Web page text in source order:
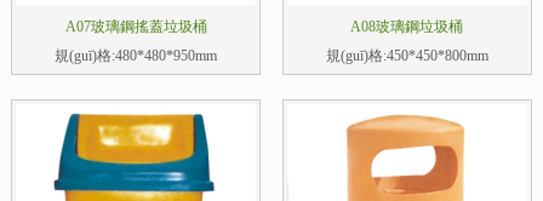
A07玻璃鋼搖蓋垃圾桶
規(guī)格:480*480*950mm
A08玻璃鋼垃圾桶
規(guī)格:450*450*800mm